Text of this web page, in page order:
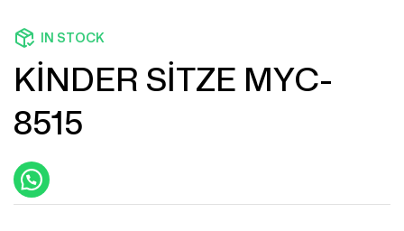
IN STOCK
KİNDER SİTZE MYC-
8515